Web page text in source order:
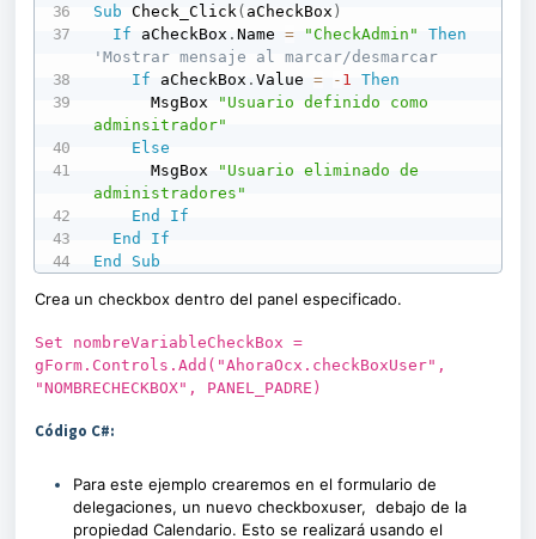
Sub Check_Click ( aCheckBox )
If aCheckBox .Name = "CheckAdmin"
Then
'Mostrar mensaje al marcar/desmarcar
If aCheckBox .Value = - 1
Then
      MsgBox
"Usuario definido como
adminsitrador"
Else
      MsgBox
"Usuario eliminado de
administradores"
End
If
End
If
End
Sub
Crea un checkbox dentro del panel especificado.
Set nombreVariableCheckBox =
gForm.Controls.Add("AhoraOcx.checkBoxUser",
"NOMBRECHECKBOX", PANEL_PADRE)
Código C#:
Para este ejemplo crearemos en el formulario de
delegaciones, un nuevo checkboxuser, debajo de la
propiedad Calendario. Esto se realizará usando el